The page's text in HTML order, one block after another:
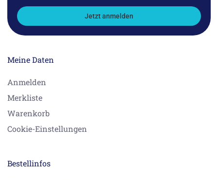
Jetzt anmelden
Meine Daten
Anmelden
Merkliste
Warenkorb
Cookie-Einstellungen
Bestellinfos